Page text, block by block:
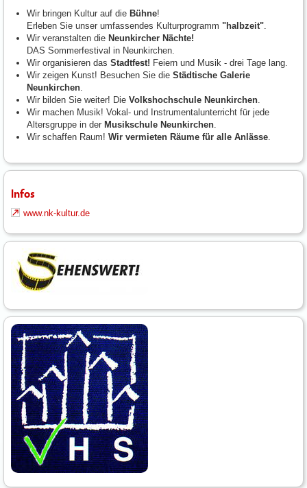
Wir bringen Kultur auf die Bühne!
Erleben Sie unser umfassendes Kulturprogramm "halbzeit".
Wir veranstalten die Neunkircher Nächte!
DAS Sommerfestival in Neunkirchen.
Wir organisieren das Stadtfest! Feiern und Musik - drei Tage lang.
Wir zeigen Kunst! Besuchen Sie die Städtische Galerie
Neunkirchen.
Wir bilden Sie weiter! Die Volkshochschule Neunkirchen.
Wir machen Musik! Vokal- und Instrumentalunterricht für jede
Altersgruppe in der Musikschule Neunkirchen.
Wir schaffen Raum! Wir vermieten Räume für alle Anlässe.
Infos
www.nk-kultur.de